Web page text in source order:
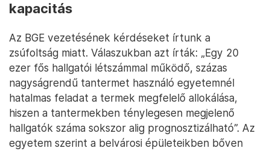
kapacitás
Az BGE vezetésének kérdéseket írtunk a
zsúfoltság miatt. Válaszukban azt írták: „Egy 20
ezer fős hallgatói létszámmal működő, százas
nagyságrendű tantermet használó egyetemnél
hatalmas feladat a termek megfelelő allokálása,
hiszen a tantermekben ténylegesen megjelenő
hallgatók száma sokszor alig prognosztizálható”. Az
egyetem szerint a belvárosi épületeikben bőven